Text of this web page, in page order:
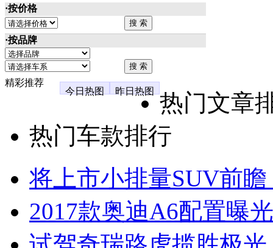
·按价格
·按品牌
精彩推荐
今日热图
昨日热图
热门文章
热门车款排行
将上市小排量SUV前
2017款奥迪A6配置曝